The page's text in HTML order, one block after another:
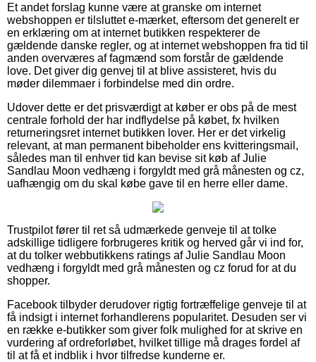
Et andet forslag kunne være at granske om internet
webshoppen er tilsluttet e-mærket, eftersom det generelt er
en erklæring om at internet butikken respekterer de
gældende danske regler, og at internet webshoppen fra tid til
anden overværes af fagmænd som forstår de gældende
love. Det giver dig genvej til at blive assisteret, hvis du
møder dilemmaer i forbindelse med din ordre.
Udover dette er det prisværdigt at køber er obs på de mest
centrale forhold der har indflydelse på købet, fx hvilken
returneringsret internet butikken lover. Her er det virkelig
relevant, at man permanent bibeholder ens kvitteringsmail,
således man til enhver tid kan bevise sit køb af Julie
Sandlau Moon vedhæng i forgyldt med grå månesten og cz,
uafhængig om du skal købe gave til en herre eller dame.
Trustpilot fører til ret så udmærkede genveje til at tolke
adskillige tidligere forbrugeres kritik og herved går vi ind for,
at du tolker webbutikkens ratings af Julie Sandlau Moon
vedhæng i forgyldt med grå månesten og cz forud for at du
shopper.
Facebook tilbyder derudover rigtig fortræffelige genveje til at
få indsigt i internet forhandlerens popularitet. Desuden ser vi
en række e-butikker som giver folk mulighed for at skrive en
vurdering af ordreforløbet, hvilket tillige må drages fordel af
til at få et indblik i hvor tilfredse kunderne er.